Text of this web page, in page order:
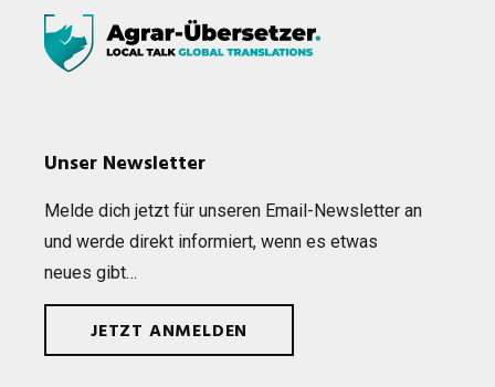
Unser Newsletter
Melde dich jetzt für unse­ren Email-News­let­ter an
und werde direkt infor­miert, wenn es etwas
neues gibt…
JETZT ANMELDEN